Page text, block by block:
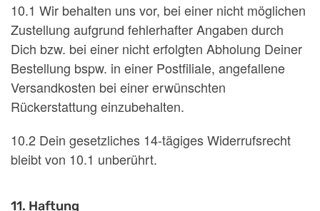
10.1 Wir behalten uns vor, bei einer nicht möglichen
Zustellung aufgrund fehlerhafter Angaben durch
Dich bzw. bei einer nicht erfolgten Abholung Deiner
Bestellung bspw. in einer Postfiliale, angefallene
Versandkosten bei einer erwünschten
Rückerstattung einzubehalten.
10.2 Dein gesetzliches 14-tägiges Widerrufsrecht
bleibt von 10.1 unberührt.
11. Haftung